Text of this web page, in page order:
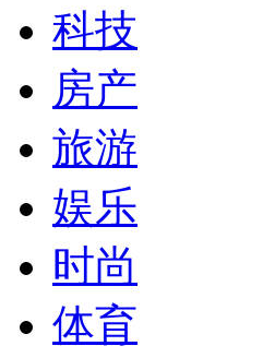
科技
房产
旅游
娱乐
时尚
体育